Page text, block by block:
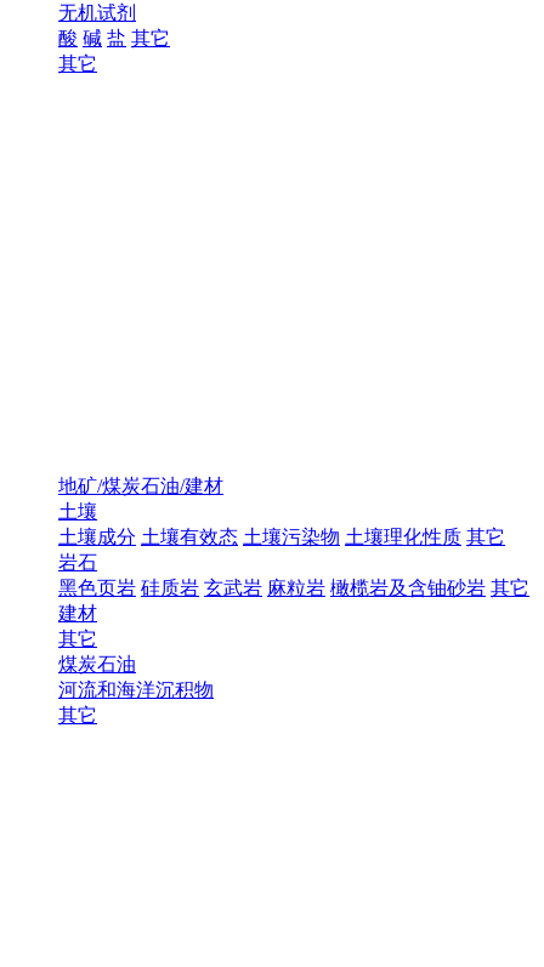
无机试剂
酸 碱 盐 其它
其它
地矿/煤炭石油/建材
土壤
土壤成分 土壤有效态 土壤污染物 土壤理化性质 其它
岩石
黑色页岩 硅质岩 玄武岩 麻粒岩 橄榄岩及含铀砂岩 其它
建材
其它
煤炭石油
河流和海洋沉积物
其它